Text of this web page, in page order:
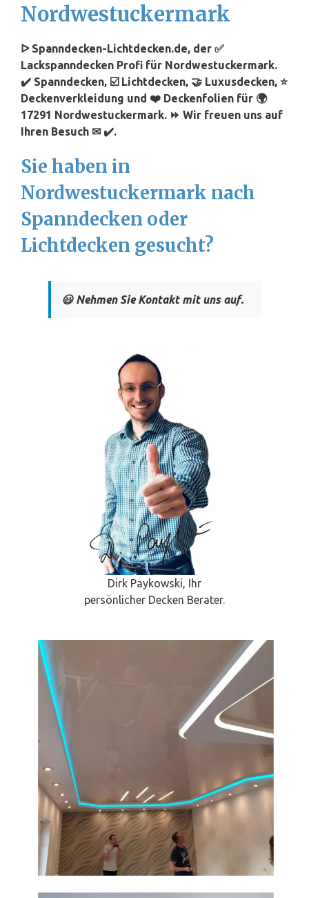
Nordwestuckermark
ᐅ Spanndecken-Lichtdecken.de, der ✅
Lackspanndecken Profi für Nordwestuckermark.
✔️ Spanndecken, ☑️ Lichtdecken, 🤝 Luxusdecken, ⭐
Deckenverkleidung und ❤️ Deckenfolien für 🌍
17291 Nordwestuckermark. ⏩ Wir freuen uns auf
Ihren Besuch ✉ ✔️.
Sie haben in
Nordwestuckermark nach
Spanndecken oder
Lichtdecken gesucht?
😃 Nehmen Sie Kontakt mit uns auf.
Dirk Paykowski, Ihr
persönlicher Decken Berater.